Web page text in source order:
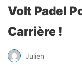
Volt Padel
Carrière !
Julien